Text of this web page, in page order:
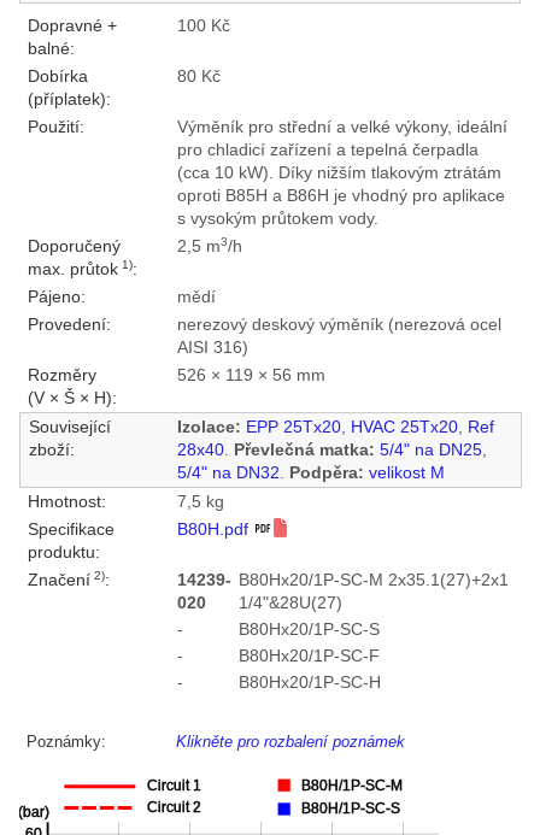
Dopravné +
balné:
100 Kč
Dobírka
(příplatek):
80 Kč
Použití:
Výměník pro střední a velké výkony, ideální
pro chladicí zařízení a tepelná čerpadla
(cca 10 kW). Díky nižším tlakovým ztrátám
oproti B85H a B86H je vhodný pro aplikace
s vysokým průtokem vody.
Doporučený
max. průtok1):
2,5 m3/h
Pájeno:
mědí
Provedení:
nerezový deskový výměník (nerezová ocel
AISI 316)
Rozměry
(V × Š × H):
526 × 119 × 56 mm
Související
zboží:
Izolace: EPP 25Tx20, HVAC 25Tx20, Ref
28x40. Převlečná matka: 5/4" na DN25,
5/4" na DN32. Podpěra: velikost M
Hmotnost:
7,5 kg
Specifikace
produktu:
B80H.pdf
Značení2):
14239-
020
B80Hx20/1P-SC-M 2x35.1(27)+2x1
1/4"&28U(27)
-
B80Hx20/1P-SC-S
-
B80Hx20/1P-SC-F
-
B80Hx20/1P-SC-H
Poznámky: Klikněte pro rozbalení poznámek